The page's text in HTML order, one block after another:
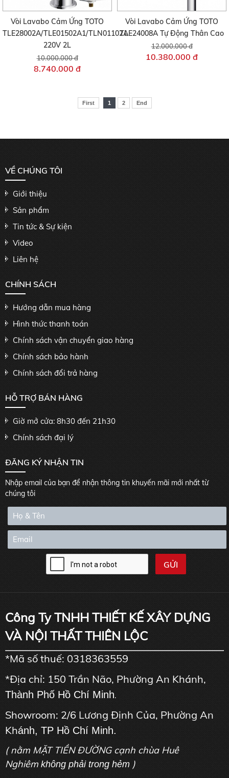
Vòi Lavabo Cảm Ứng TOTO
TLE28002A/TLE01502A1/TLN01102A
220V 2L
10.000.000 đ
8.740.000 đ
Vòi Lavabo Cảm Ứng TOTO
TLE24008A Tự Động Thân Cao
12.000.000 đ
10.380.000 đ
First 1 2 End
VỀ CHÚNG TÔI
Giới thiệu
Sản phẩm
Tin tức & Sự kiện
Video
Liên hệ
CHÍNH SÁCH
Hướng dẫn mua hàng
Hình thức thanh toán
Chính sách vận chuyển giao hàng
Chính sách bảo hành
Chính sách đổi trả hàng
HỖ TRỢ BÁN HÀNG
Giờ mở cửa: 8h30 đến 21h30
Chính sách đại lý
ĐĂNG KÝ NHẬN TIN
Nhập email của bạn để nhận thông tin khuyến mãi mới nhất từ
chúng tôi
Công Ty TNHH THIẾT KẾ XÂY DỰNG
VÀ NỘI THẤT THIÊN LỘC
*Mã số thuế: 0318363559
*Địa chỉ: 150 Trần Não, Phường An Khánh,
Thành Phố Hồ Chí Minh.
Showroom: 2/6 Lương Định Của, Phường An
Khánh, TP Hồ Chí Minh.
( nằm MẶT TIỀN ĐƯỜNG cạnh chùa Huê
Nghiêm không phải trong hẻm )